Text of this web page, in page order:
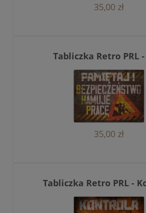
35,00 zł
Tabliczka Retro PRL -
35,00 zł
Tabliczka Retro PRL -